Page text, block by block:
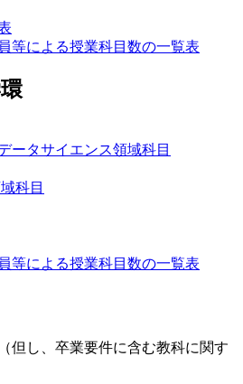
等による授業科目数の一覧表
ータサイエンス領域科目
科目
等による授業科目数の一覧表
（但し、卒業要件に含む教科に関す